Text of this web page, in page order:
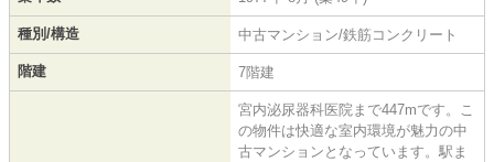
種別/構造 中古マンション/鉄筋コンクリート
階建 7階建
宮内泌尿器科医院まで447mです。こ
の物件は快適な室内環境が魅力の中
古マンションとなっています。駅ま